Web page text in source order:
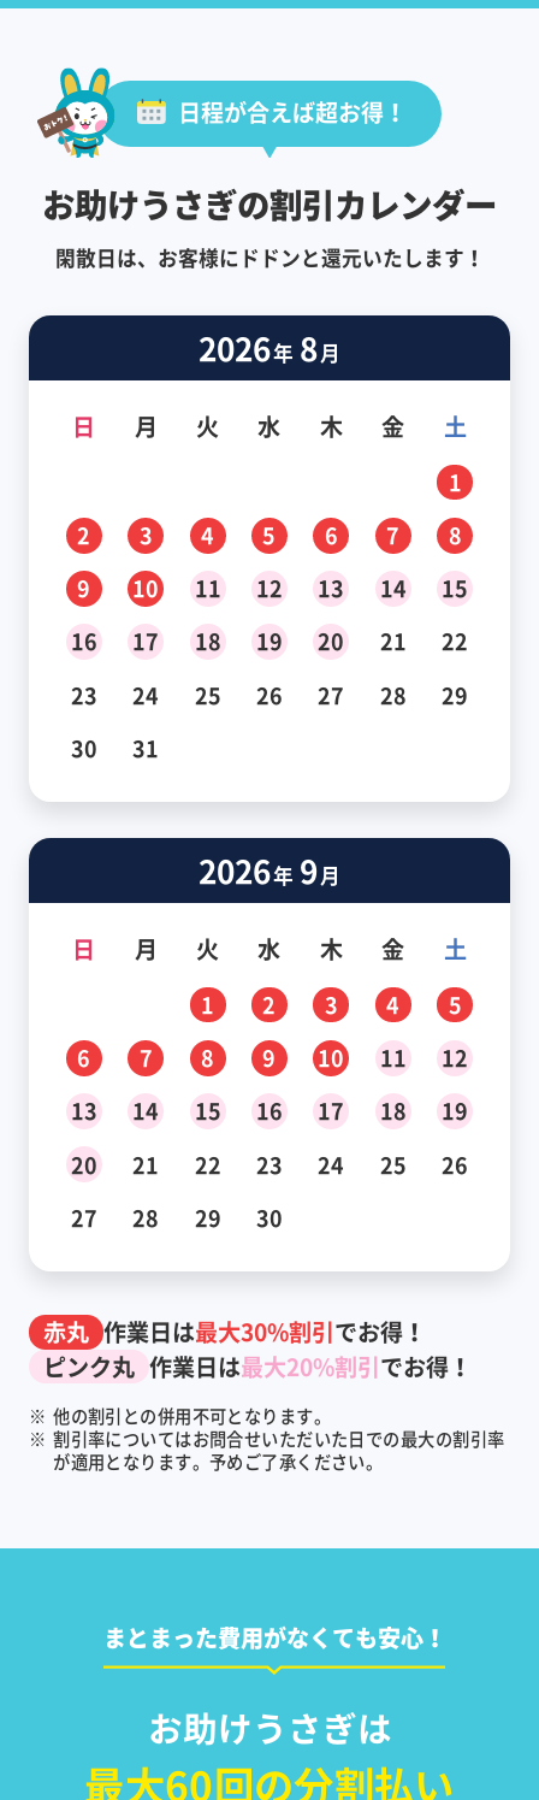
日程が合えば超お得！
お助けうさぎの割引カレンダー
閑散日は、お客様にドドンと還元いたします！
2026年 8月
日 月 火 水 木 金 土
1
2
3 4 5 6 7
8
9
10 11 12 13 14
15
16
17 18 19 20 21
22
23
24 25 26 27 28
29
30
31
2026年 9月
日 月 火 水 木 金 土
1 2 3 4
5
6
7 8 9 10 11
12
13
14 15 16 17 18
19
20
21 22 23 24 25
26
27
28 29 30
赤丸 作業日は最大30%割引でお得！
ピンク丸 作業日は最大20%割引でお得！
※ 他の割引との併用不可となります。
※ 割引率についてはお問合せいただいた日での最大の割引率
が適用となります。予めご了承ください。
まとまった費用がなくても安心！
お助けうさぎは
最大60回の分割払い